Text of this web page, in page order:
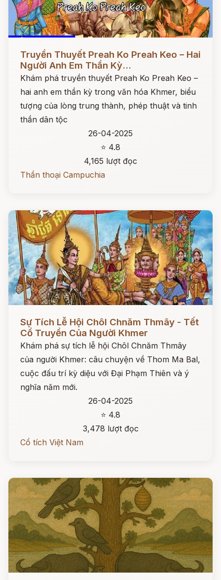
Đọc ngay
Truyền Thuyết Preah Ko Preah Keo – Hai
Người Anh Em Thần Kỳ...
Khám phá truyền thuyết Preah Ko Preah Keo –
hai anh em thần kỳ trong văn hóa Khmer, biểu
tượng của lòng trung thành, phép thuật và tinh
thần dân tộc
26-04-2025
⭐ 4.8
4,165 lượt đọc
Thần thoại Campuchia
Sự Tích Lễ Hội Chôl Chnăm Thmây - Tết
Cổ Truyền Của Người Khmer
Khám phá sự tích lễ hội Chôl Chnăm Thmây
của người Khmer: câu chuyện về Thom Ma Bal,
cuộc đấu trí kỳ diệu với Đại Phạm Thiên và ý
nghĩa năm mới.
26-04-2025
⭐ 4.8
3,478 lượt đọc
Cổ tích Việt Nam